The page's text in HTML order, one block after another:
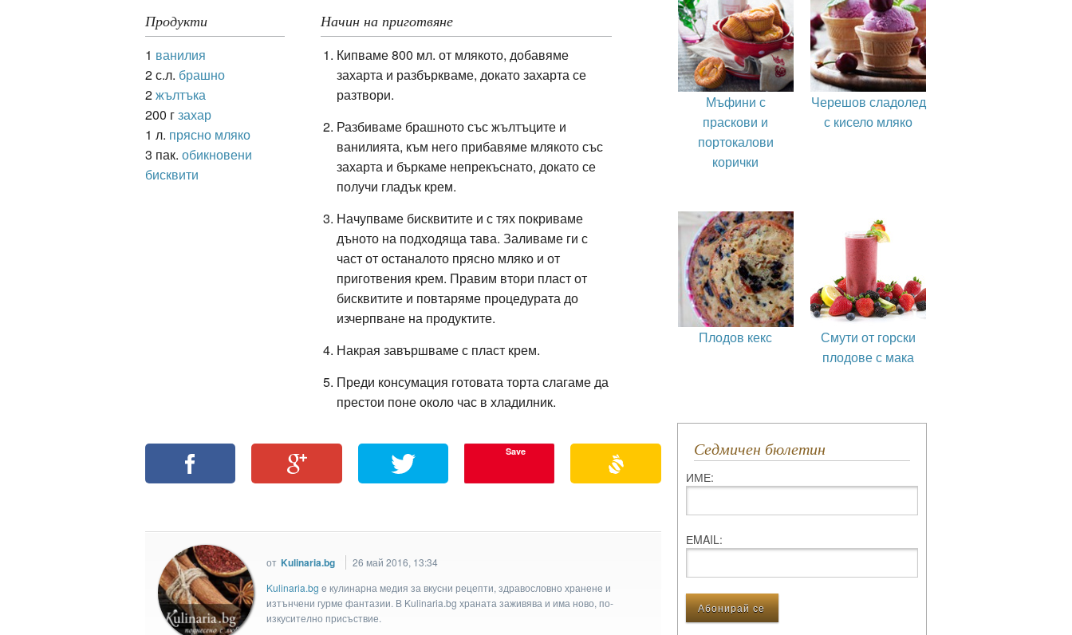
Продукти
1 ванилия
2 с.л. брашно
2жълтъка
200 гзахар
1 л. прясно мляко
3 пак. обикновени
бисквити
Начин на приготвяне
Кипваме 800 мл. от млякото, добавяме
захарта и разбъркваме, докато захарта се
разтвори.
Разбиваме брашнотосъс жълтъците и
ванилията, към него прибавяме млякото със
захарта и бъркаме непрекъснато, докато се
получи гладък крем.
Начупваме бисквитите и с тях покриваме
дъното на подходяща тава. Заливаме ги с
част от останалото прясно мляко и от
приготвения крем. Правим втори пласт от
бисквитите и повтаряме процедурата до
изчерпване на продуктите.
Накрая завършваме с пласт крем.
Преди консумация готовата торта слагаме да
престои поне около час в хладилник.
Save
от Kulinaria.bg
26 май 2016, 13:34
Kulinaria.bg e кулинарна медия за вкусни рецепти, здравословно хранене и
изтънчени гурме фантазии. В Kulinaria.bg храната заживява и има ново, по-
изкусително присъствие.
Мъфини с
праскови и
портокалови
корички
Черешов сладолед
с кисело мляко
Плодов кекс
Смути от горски
плодове с мака
Седмичен бюлетин
ИМЕ:
ЕMAIL: